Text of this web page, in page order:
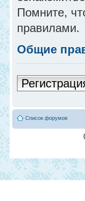
Помните,
правилами.
Общие
Список форумов